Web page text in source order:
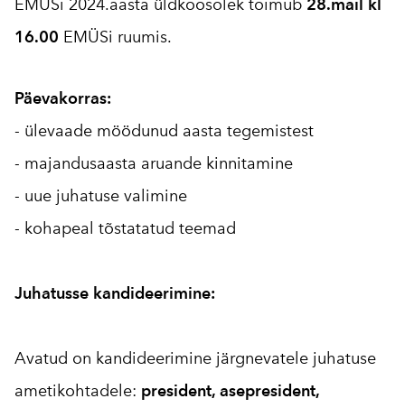
EMÜSi 2024.aasta üldkoosolek toimub 28.mail kl
16.00 EMÜSi ruumis.
Päevakorras:
- ülevaade möödunud aasta tegemistest
- majandusaasta aruande kinnitamine
- uue juhatuse valimine
- kohapeal tõstatatud teemad
Juhatusse kandideerimine:
Avatud on kandideerimine järgnevatele juhatuse
ametikohtadele: president, asepresident,